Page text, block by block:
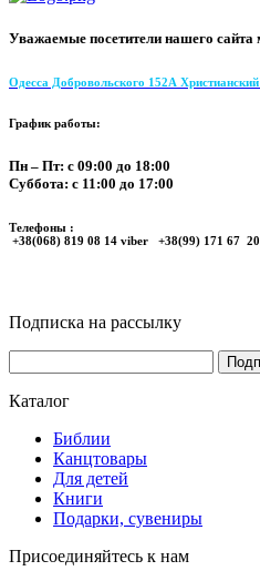
Уважаемые посетители нашего
Одесса Добровольского 152А
График работы:
Пн – Пт: с 09:00 до 18:00
Суббота: с 11:00 до 17:00
Телефоны :
+38(068) 819 08 14 viber +38(99) 171 67
Подписка на рассылку
Каталог
Библии
Канцтовары
Для детей
Книги
Подарки, сувениры
Присоединяйтесь к нам